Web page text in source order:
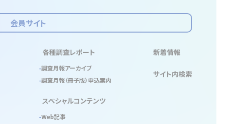
会員サイト
各種調査レポート
調査月報アーカイブ
調査月報（冊子版）申込案内
スペシャルコンテンツ
Web記事
新着情報
サイト内検索